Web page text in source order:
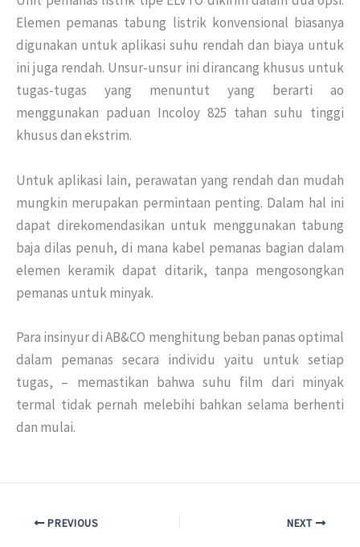
Elemen pemanas tabung listrik konvensional biasanya
digunakan untuk aplikasi suhu rendah dan biaya untuk
ini juga rendah. Unsur-unsur ini dirancang khusus untuk
tugas-tugas yang menuntut yang berarti ao
menggunakan paduan Incoloy 825 tahan suhu tinggi
khusus dan ekstrim.
Untuk aplikasi lain, perawatan yang rendah dan mudah
mungkin merupakan permintaan penting. Dalam hal ini
dapat direkomendasikan untuk menggunakan tabung
baja dilas penuh, di mana kabel pemanas bagian dalam
elemen keramik dapat ditarik, tanpa mengosongkan
pemanas untuk minyak.
Para insinyur di AB&CO menghitung beban panas optimal
dalam pemanas secara individu yaitu untuk setiap
tugas, – memastikan bahwa suhu film dari minyak
termal tidak pernah melebihi bahkan selama berhenti
dan mulai.
PREVIOUS NEXT